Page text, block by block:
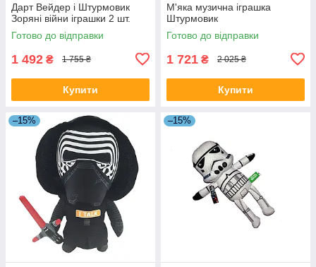
Дарт Вейдер і Штурмовик
Зоряні війни іграшки 2 шт.
Готово до відправки
1 492 ₴ 1 755 ₴
Купити
М'яка музична іграшка
Штурмовик
Готово до відправки
1 721 ₴ 2 025 ₴
Купити
–15% –15%